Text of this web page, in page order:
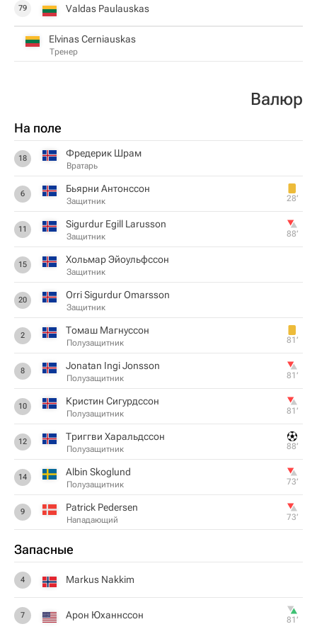
79 Valdas Paulauskas
Elvinas Cerniauskas
Тренер
Валюр
На поле
18 Фредерик Шрам
Вратарь
6 Бьярни Антонссон
Защитник 28‎’‎
11 Sigurdur Egill Larusson
Защитник 88‎’‎
15 Хольмар Эйоульфссон
Защитник
20 Orri Sigurdur Omarsson
Защитник
2 Томаш Магнуссон
Полузащитник 81‎’‎
8 Jonatan Ingi Jonsson
Полузащитник 81‎’‎
10 Кристин Сигурдссон
Полузащитник 81‎’‎
12 Триггви Харальдссон
Полузащитник 88‎’‎
14 Albin Skoglund
Полузащитник 73‎’‎
9 Patrick Pedersen
Нападающий 73‎’‎
Запасные
4 Markus Nakkim
7 Арон Юханнссон 81‎’‎